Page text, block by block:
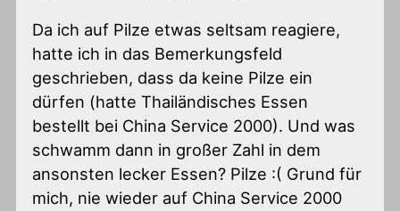
Da ich auf Pilze etwas seltsam reagiere,
hatte ich in das Bemerkungsfeld
geschrieben, dass da keine Pilze ein
dürfen (hatte Thailändisches Essen
bestellt bei China Service 2000). Und was
schwamm dann in großer Zahl in dem
ansonsten lecker Essen? Pilze :( Grund für
mich, nie wieder auf China Service 2000